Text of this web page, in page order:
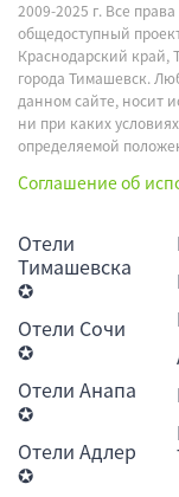
2009-2025 г. Все
общедоступный
Краснодарский
города Тимашевск.
данном сайте, носит
ни при каких
определяемой
Соглашение об
Отели
Тимашевска
✪
Отели Сочи
✪
Отели Анапа
✪
Отели Адлер
✪